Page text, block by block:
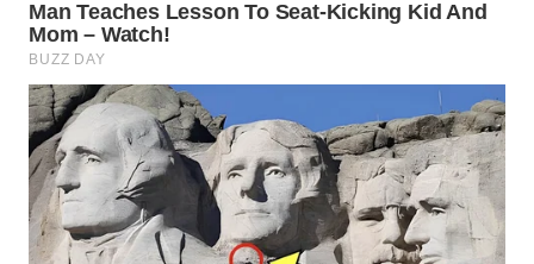
WN
CIREBON
WN
INDRAMAYU
WN
KUNINGAN